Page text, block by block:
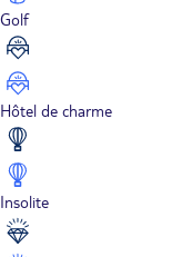
Golf
Hôtel de charme
Insolite